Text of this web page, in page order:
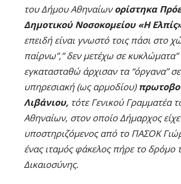
του Δήμου Αθηναίωνορίστηκα
Δημοτικού Νοσοκομείου «Η
επειδή είναι γνωστό τοις πάσι στο
παίρνω”,” δεν μετέχω σε κυκλώματα”
εγκατασταθώ άρχισαν τα “όργανα”
υπηρεσιακή (ως αρμοδίου)
Λιβάνιου, τότε Γενικού Γραμματέα
Αθηναίων, στον οποίο Δήμαρχος είχε
υποστηριζόμενος από το ΠΑΣΟΚ
ένας ιταμός φάκελος πήρε το δρόμο
Δικαιοσύνης.